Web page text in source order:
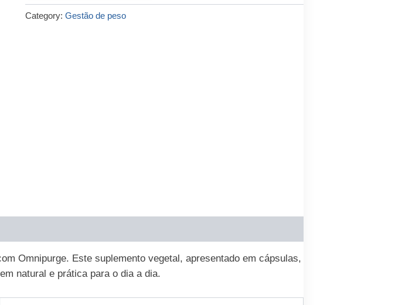
€79.00.€36.00.
Category:Gestão de peso
Omnipurge. Este suplemento vegetal, apresentado em cápsulas,
natural e prática para o dia a dia.